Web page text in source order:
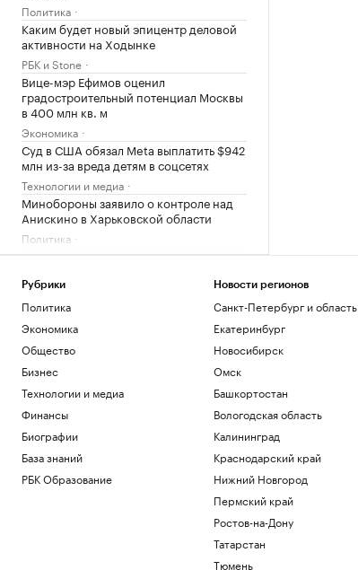
Политика
Каким будет новый эпицентр деловой
активности на Ходынке
РБК и Stone
Вице-мэр Ефимов оценил
градостроительный потенциал Москвы
в 400 млн кв. м
Экономика
Суд в США обязал Meta выплатить $942
млн из-за вреда детям в соцсетях
Технологии и медиа
Минобороны заявило о контроле над
Анискино в Харьковской области
Политика
Российский боец ММА Ядуллаев
амфетамина
Спорт
Громкий звук в Москве объяснили
самолетом на сверхзвуковой скорости
Общество
Минцифры исключило ограничения на
доступ детей в соцсети
Общество
Компании начнут нанимать ИИ-
сотрудников: появится ли новый
рынок труда
Подписка на РБК
Рубрики
Политика
Экономика
Общество
Бизнес
Технологии и медиа
Финансы
Биографии
База знаний
РБК Образование
Новости регионов
Санкт-Петербург и область
Екатеринбург
Новосибирск
Омск
Башкортостан
Вологодская область
Калининград
Краснодарский край
Нижний Новгород
Пермский край
Ростов-на-Дону
Татарстан
Тюмень